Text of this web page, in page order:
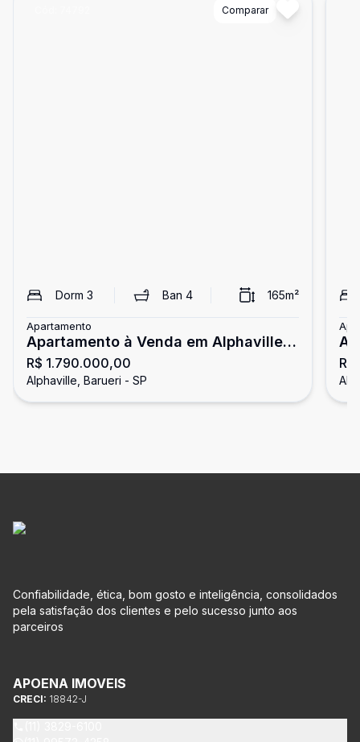
Comparar
Dorm 3 Ban 4 165m²
Apartamento
Apartamento à Venda em Alphaville -
165 m²
R$ 1.790.000,00
Alphaville, Barueri - SP
Confiabilidade, ética, bom gosto e inteligência, consolidados
pela satisfação dos clientes e pelo sucesso junto aos
parceiros
APOENA IMOVEIS
CRECI: 18842-J